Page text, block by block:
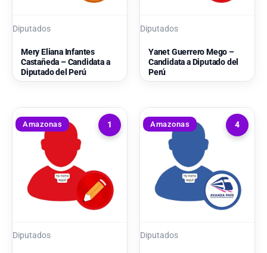
Diputados
Mery Eliana Infantes
Castañeda – Candidata a
Diputado del Perú
Diputados
Yanet Guerrero Mego –
Candidata a Diputado del
Perú
1
Amazonas
Diputados
4
Amazonas
Diputados